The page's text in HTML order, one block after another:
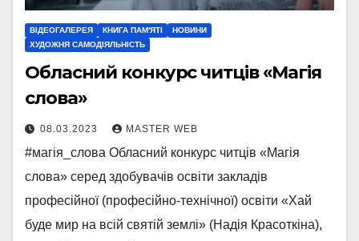
ВІДЕОГАЛЕРЕЯ КНИГА ПАМ'ЯТІ
НОВИНИ
ХУДОЖНЯ САМОДІЯЛЬНІСТЬ
Обласний конкурс читців «Магія
слова»
08.03.2023 MASTER WEB
#магія_слова Обласний конкурс читців «Магія
слова» серед здобувачів освіти закладів
професійної (професійно-технічної) освіти «Хай
буде мир на всій святій землі» (Надія Красоткіна),